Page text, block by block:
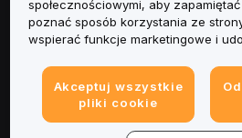
Obsługa Klienta
Informacje prawne
społecznościowymi, aby
poznać sposób korzystania ze
wspierać funkcje marketingowe i
Akceptuj wszystkie
pliki cookie